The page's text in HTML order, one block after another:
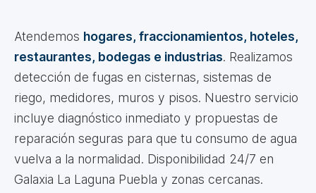
Atendemos hogares, fraccionamientos, hoteles,
restaurantes, bodegas e industrias. Realizamos
detección de fugas en cisternas, sistemas de
riego, medidores, muros y pisos. Nuestro servicio
incluye diagnóstico inmediato y propuestas de
reparación seguras para que tu consumo de agua
vuelva a la normalidad. Disponibilidad 24/7 en
Galaxia La Laguna Puebla y zonas cercanas.